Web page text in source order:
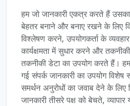
हम जो जानकारी एकत्र करते हैं
बेहतर बनाने और बनाए रखने के लिए
विश्लेषण करने, उपयोगकर्ता के
कार्यक्षमता में सुधार करने और
तकनीकी डेटा का उपयोग करते हैं।
गई संपर्क जानकारी का उपयोग
समर्थन अनुरोधों का जवाब देने के
जानकारी तीसरे पक्ष को बेचते,